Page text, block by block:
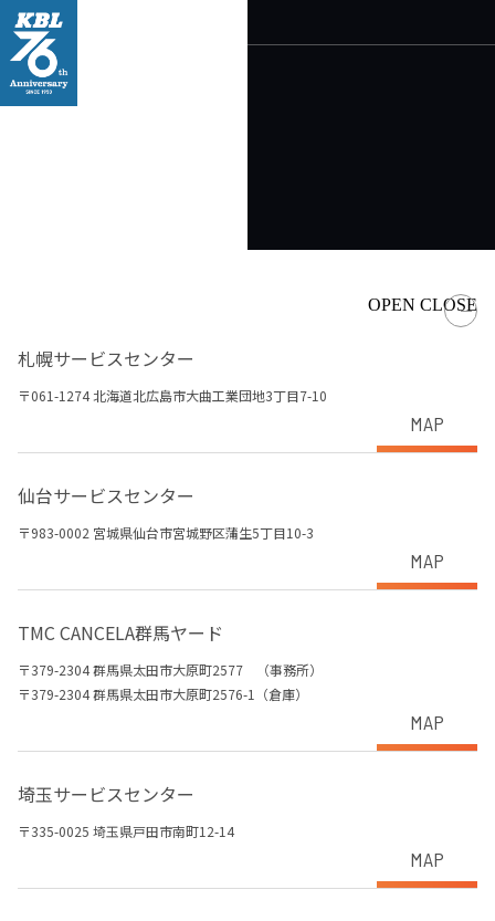
OPEN CLOSE
札幌サービスセンター
〒061-1274 北海道北広島市大曲工業団地3丁目7-10
MAP
仙台サービスセンター
〒983-0002 宮城県仙台市宮城野区蒲生5丁目10-3
MAP
TMC CANCELA群馬ヤード
〒379-2304 群馬県太田市大原町2577 （事務所）
〒379-2304 群馬県太田市大原町2576-1（倉庫）
MAP
埼玉サービスセンター
〒335-0025 埼玉県戸田市南町12-14
MAP